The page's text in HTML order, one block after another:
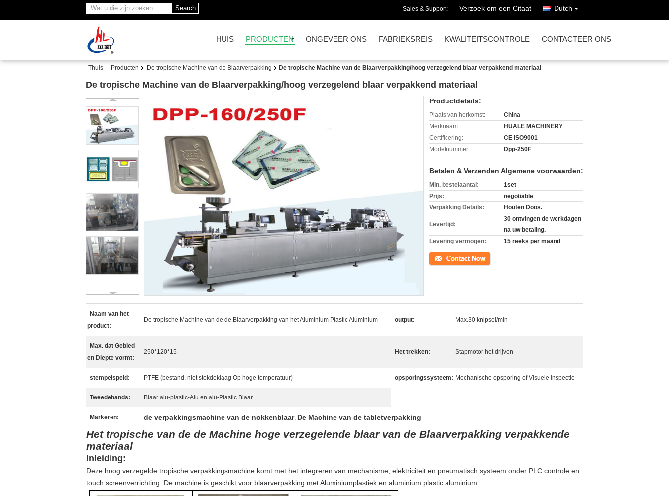
Search Sales & Support: Verzoek om een Citaat Dutch
HUIS PRODUCTEN ONGEVEER ONS FABRIEKSREIS KWALITEITSCONTROLE CONTACTEER ONS
Thuis Producten De tropische Machine van de Blaarverpakking De tropische Machine van de Blaarverpakking/hoog verzegelend blaar verpakkend materiaal
De tropische Machine van de Blaarverpakking/hoog verzegelend blaar verpakkend materiaal
Productdetails:
Plaats van herkomst:
China
Merknaam:
HUALE MACHINERY
Certificering:
CE ISO9001
Modelnummer:
Dpp-250F
Betalen & Verzenden Algemene voorwaarden:
Min. bestelaantal:
1set
Prijs:
negotiable
Verpakking Details:
Houten Doos.
Levertijd:
30 ontvingen de werkdagen
na uw betaling.
Levering vermogen:
15 reeks per maand
Contact
Naam van het
product:
De tropische Machine van de de Blaarverpakking van het Aluminium Plastic Aluminium output: Max.30 knipsel/min
Max. dat Gebied
en Diepte vormt:
250*120*15 Het trekken: Stapmotor het drijven
stempelspeld: PTFE (bestand, niet stokdeklaag Op hoge temperatuur) opsporingssysteem: Mechanische opsporing of Visuele inspectie
Tweedehands: Blaar alu-plastic-Alu en alu-Plastic Blaar
Markeren: de verpakkingsmachine van de nokkenblaar, De Machine van de tabletverpakking
Het tropische van de de Machine hoge verzegelende blaar van de Blaarverpakking verpakkende
materiaal
Inleiding:
Deze hoog verzegelde tropische verpakkingsmachine komt met het integreren van mechanisme, elektriciteit en pneumatisch systeem onder PLC controle en
touch screenverrichting. De machine is geschikt voor blaarverpakking met Aluminiumplastiek en aluminium plastic aluminium.